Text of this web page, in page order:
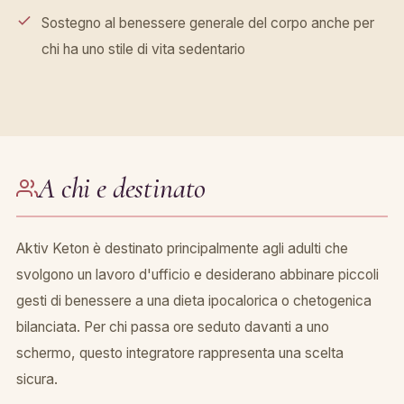
Sostegno al benessere generale del corpo anche per
chi ha uno stile di vita sedentario
A chi e destinato
Aktiv Keton è destinato principalmente agli adulti che
svolgono un lavoro d'ufficio e desiderano abbinare piccoli
gesti di benessere a una dieta ipocalorica o chetogenica
bilanciata. Per chi passa ore seduto davanti a uno
schermo, questo integratore rappresenta una scelta
sicura.